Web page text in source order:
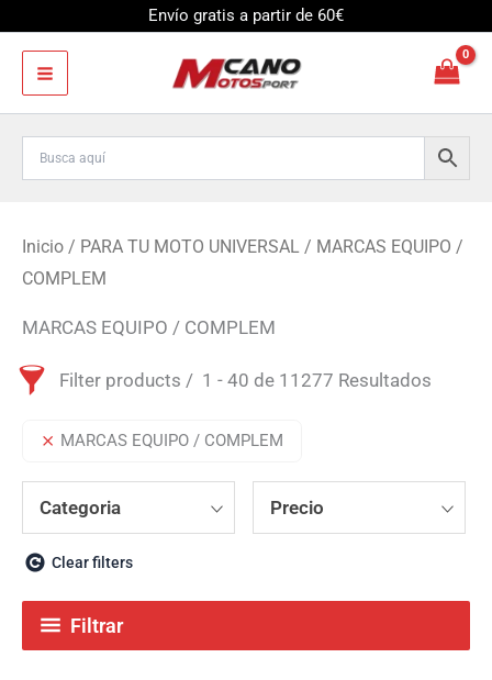
contenido
Envío gratis a partir de 60€
Inicio / PARA TU MOTO UNIVERSAL / MARCAS EQUIPO /
COMPLEM
MARCAS EQUIPO / COMPLEM
Filter products 1 - 40 de 11277 Resultados
MARCAS EQUIPO / COMPLEM
Categoria Precio
Clear filters
Filtrar